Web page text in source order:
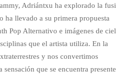
Adriántxu ha explorado la
llevado a su primera propuesta
Pop Alternativo e imágenes de
que el artista utiliza. En la
y nos convertimos
que se encuentra